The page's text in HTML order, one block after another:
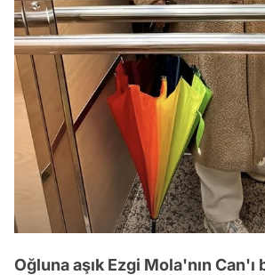
Oğluna aşık Ezgi Mola'nın Can'ı